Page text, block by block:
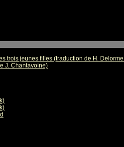
trois jeunes filles (traduction de H.
J. Chantavoine)